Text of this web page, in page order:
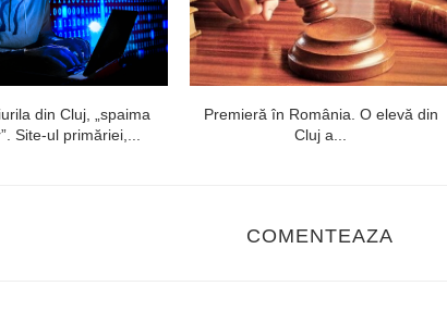
din Cluj, „spaima
Site-ul primăriei,...
Premieră în România. O elevă din
Cluj a...
COMENTEAZA